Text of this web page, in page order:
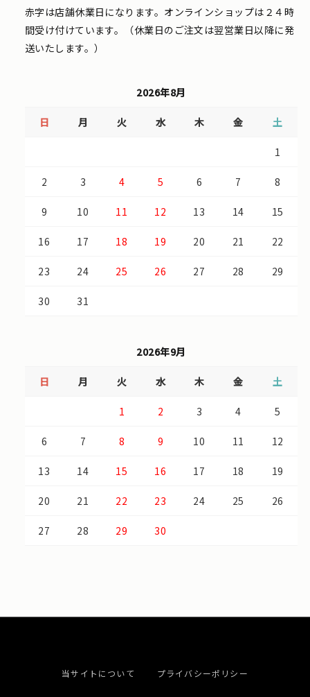
赤字は店舗休業日になります。オンラインショップは２４時
間受け付けています。（休業日のご注文は翌営業日以降に発
送いたします。）
2026年8月
日 月 火 水 木 金 土
1
2 3 4 5 6 7 8
9 10 11 12 13 14 15
16 17 18 19 20 21 22
23 24 25 26 27 28 29
30 31
2026年9月
日 月 火 水 木 金 土
1 2 3 4 5
6 7 8 9 10 11 12
13 14 15 16 17 18 19
20 21 22 23 24 25 26
27 28 29 30
当サイトについて プライバシーポリシー